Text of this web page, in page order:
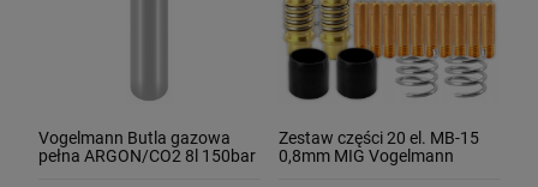
Vogelmann Butla gazowa
pełna ARGON/CO2 8l 150bar
Zestaw części 20 el. MB-15
0,8mm MIG Vogelmann